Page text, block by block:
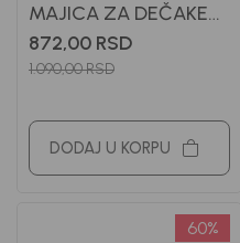
MAJICA ZA DEČAKE
BASIC
872,00 RSD
1.090,00RSD
DODAJ U KORPU
60%